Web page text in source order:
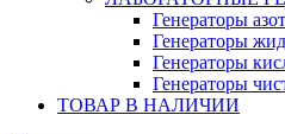
Генераторы
Генераторы
Генераторы
Генераторы
ТОВАР В НАЛИЧИИ